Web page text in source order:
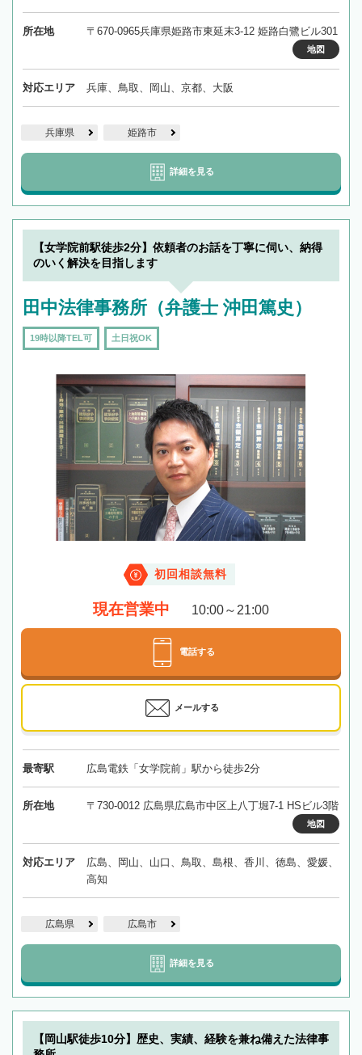
所在地 〒670-0965兵庫県姫路市東延末3-12 姫路白鷺ビル301
地図
対応エリア 兵庫、鳥取、岡山、京都、大阪
兵庫県 姫路市
詳細を見る
【女学院前駅徒歩2分】依頼者のお話を丁寧に伺い、納得
のいく解決を目指します
田中法律事務所（弁護士 沖田篤史）
19時以降TEL可 土日祝OK
初回相談無料
現在営業中 10:00～21:00
電話する
メールする
最寄駅 広島電鉄「女学院前」駅から徒歩2分
所在地 〒730-0012 広島県広島市中区上八丁堀7-1 HSビル3階
地図
対応エリア
広島、岡山、山口、鳥取、島根、香川、徳島、愛媛、
高知
広島県 広島市
詳細を見る
【岡山駅徒歩10分】歴史、実績、経験を兼ね備えた法律事